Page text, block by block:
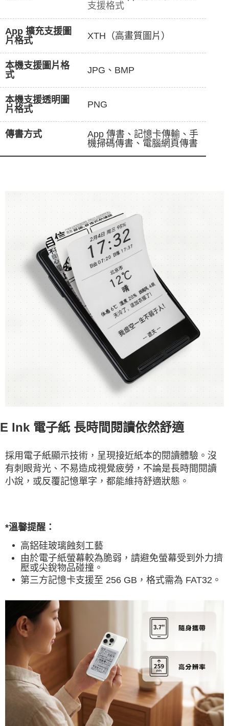
支援格式
App 擴充支援圖
片格式
XTH（高畫質圖片）
本機支援圖片格
式
JPG、BMP
本機支援透明圖
片格式
PNG
傳書方式
App 傳書、記憶卡傳輸、手
機掃碼傳書、電腦網頁傳書
E Ink 電子紙 長時間閱讀依然舒適
採用電子紙顯示技術，呈現接近紙本的閱讀體驗。沒
有刺眼背光、不易造成視覺疲勞，不論是長時間閱讀
小說，或反覆記憶單字，都能維持舒適狀態。
*溫馨提醒：
高鋁硅玻璃蝕刻工藝
由於電子紙螢幕較為脆弱，請避免螢幕受到外力擠
壓或尖銳物品碰撞。
第三方記憶卡支援至 256 GB，格式需為 FAT32。